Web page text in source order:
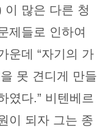
이 많은 다른 청
제들로 인하여
운데 “자기의 가
못 견디게 만들
였다.” 비텐베르
이 되자 그는 종